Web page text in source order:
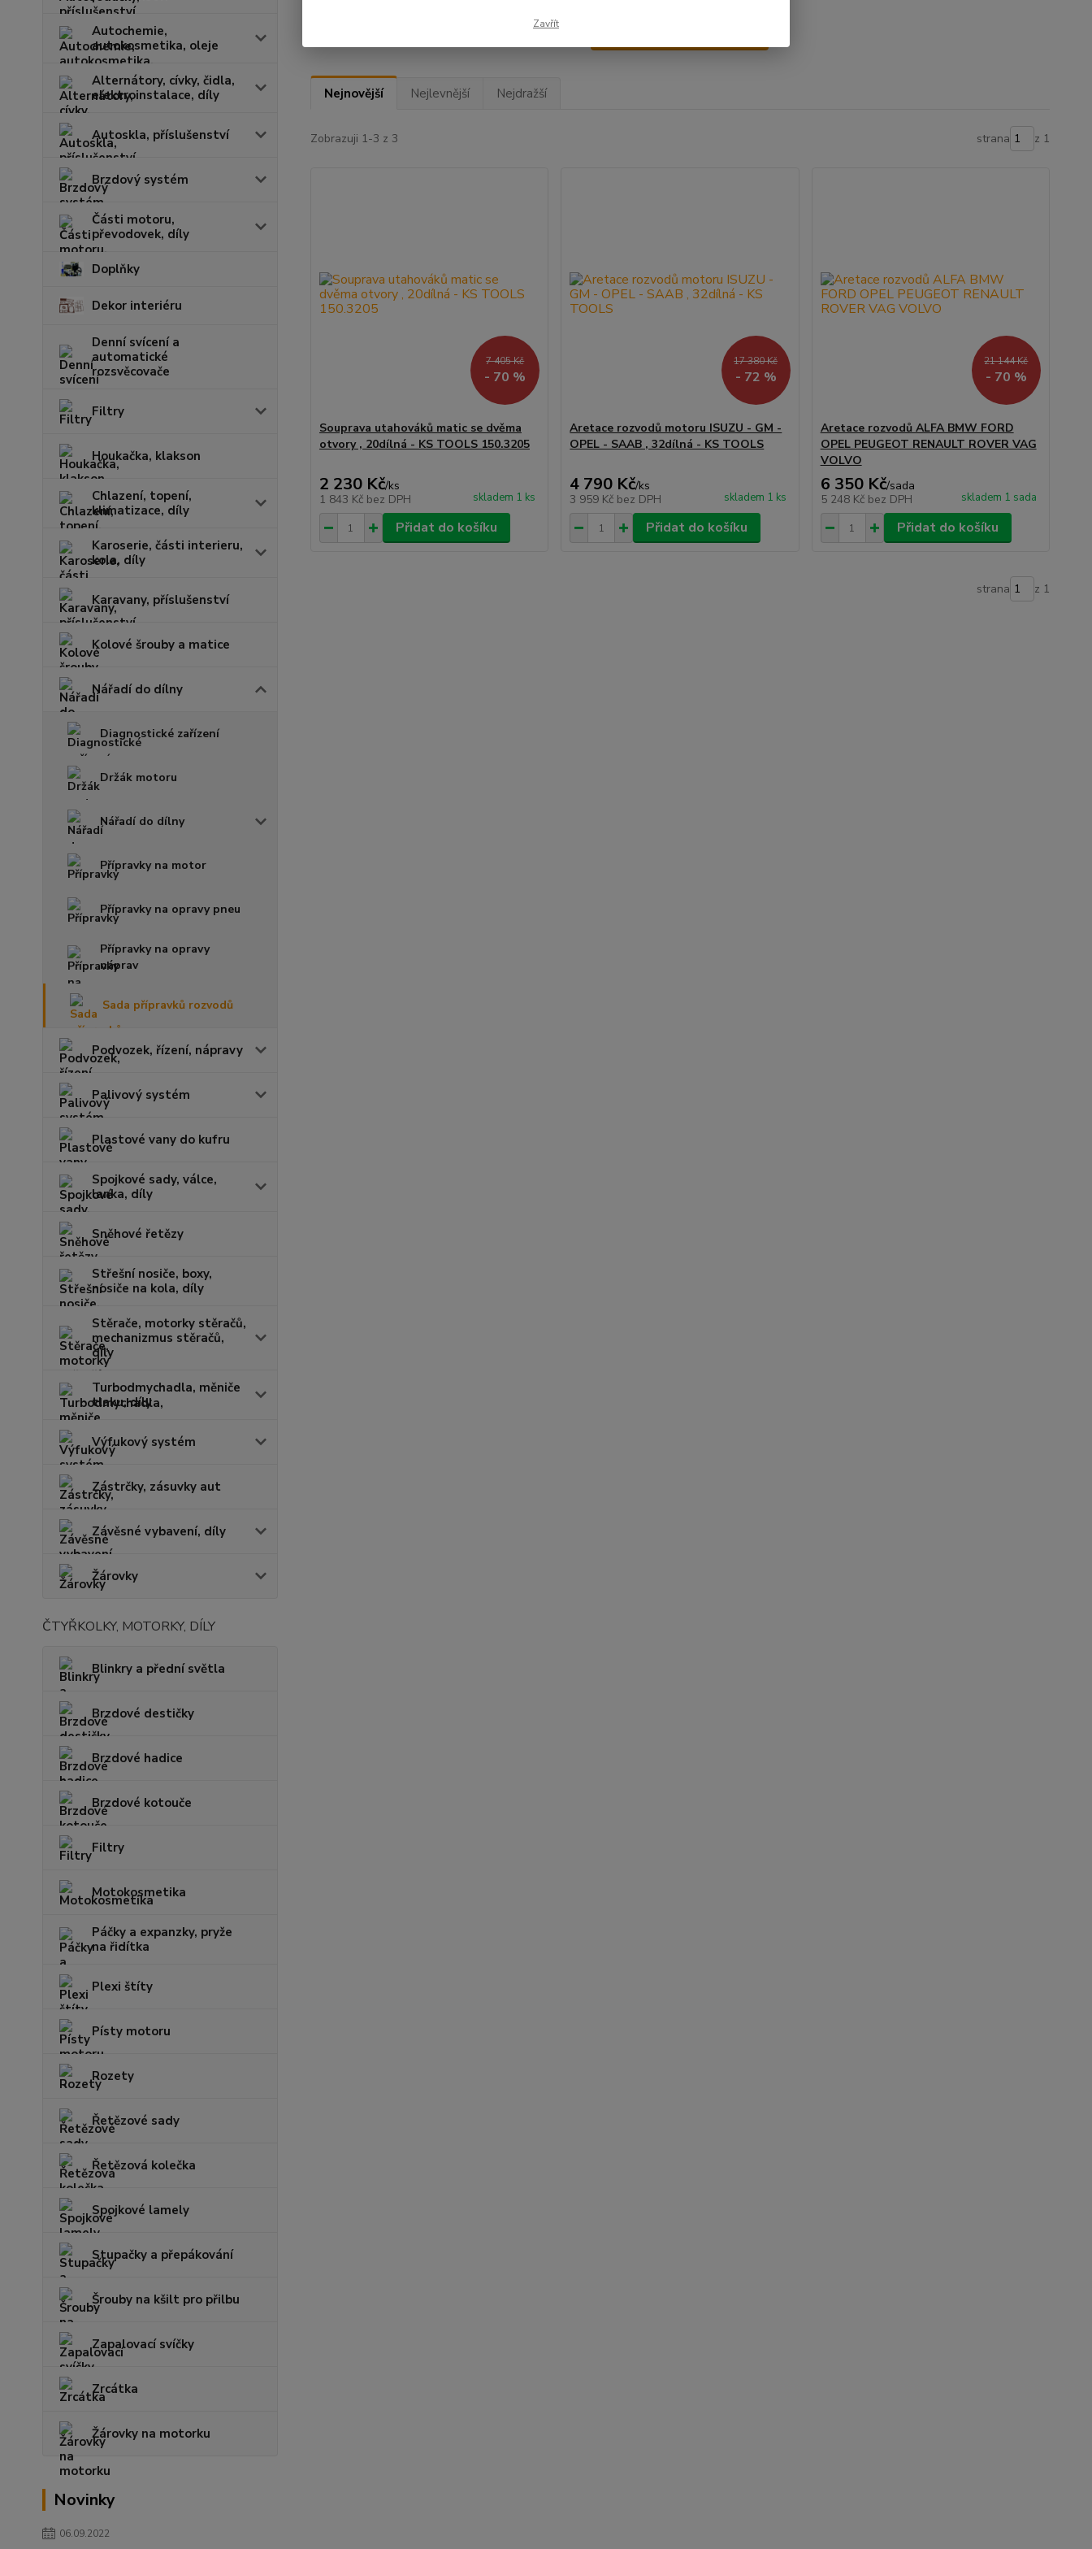
Autochemie,
autokosmetika, oleje
Alternátory, cívky, čidla,
elektroinstalace, díly
Autoskla, příslušenství
Brzdový systém
Části motoru,
převodovek, díly
Doplňky
Dekor interiéru
Denní svícení a
automatické
rozsvěcovače
Filtry
Houkačka, klakson
Chlazení, topení,
klimatizace, díly
Karoserie, části interieru,
kola, díly
Karavany, příslušenství
Kolové šrouby a matice
Nářadí do dílny
Diagnostické zařízení
Držák motoru
Nářadí do dílny
Přípravky na motor
Přípravky na opravy pneu
Přípravky na opravy
náprav
Sada přípravků rozvodů
Podvozek, řízení, nápravy
Palivový systém
Plastové vany do kufru
Spojkové sady, válce,
lanka, díly
Sněhové řetězy
Střešní nosiče, boxy,
nosiče na kola, díly
Stěrače, motorky stěračů,
mechanizmus stěračů,
díly
Turbodmychadla, měniče
tlaku, díly
Výfukový systém
Zástrčky, zásuvky aut
Závěsné vybavení, díly
Žárovky
ČTYŘKOLKY, MOTORKY, DÍLY
Blinkry a přední světla
Brzdové destičky
Brzdové hadice
Brzdové kotouče
Filtry
Motokosmetika
Páčky a expanzky, pryže
na řidítka
Plexi štíty
Písty motoru
Rozety
Řetězové sady
Řetězová kolečka
Spojkové lamely
Stupačky a přepákování
Šrouby na kšilt pro přilbu
Zapalovací svíčky
Zrcátka
Žárovky na motorku
Novinky
06.09.2022
Nejnovější Nejlevnější Nejdražší
Zobrazuji 1-3 z 3 strana z 1
7 405 Kč
- 70 %
Souprava utahováků matic se dvěma
otvory , 20dílná - KS TOOLS 150.3205
2 230 Kč/ks
1 843 Kč bez DPH skladem 1 ks
Přidat do košíku
17 380 Kč
- 72 %
Aretace rozvodů motoru ISUZU - GM -
OPEL - SAAB , 32dílná - KS TOOLS
4 790 Kč/ks
3 959 Kč bez DPH skladem 1 ks
Přidat do košíku
21 144 Kč
- 70 %
Aretace rozvodů ALFA BMW FORD
OPEL PEUGEOT RENAULT ROVER VAG
VOLVO
6 350 Kč/sada
5 248 Kč bez DPH skladem 1 sada
Přidat do košíku
strana z 1
Zavřít